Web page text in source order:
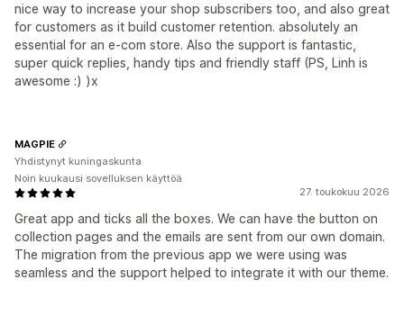
nice way to increase your shop subscribers too, and also great
for customers as it build customer retention. absolutely an
essential for an e-com store. Also the support is fantastic,
super quick replies, handy tips and friendly staff (PS, Linh is
awesome :) )x
27. toukokuu 2026
Great app and ticks all the boxes. We can have the button on
collection pages and the emails are sent from our own domain.
The migration from the previous app we were using was
seamless and the support helped to integrate it with our theme.
MAGPIE
Yhdistynyt kuningaskunta
Noin kuukausi sovelluksen käyttöä